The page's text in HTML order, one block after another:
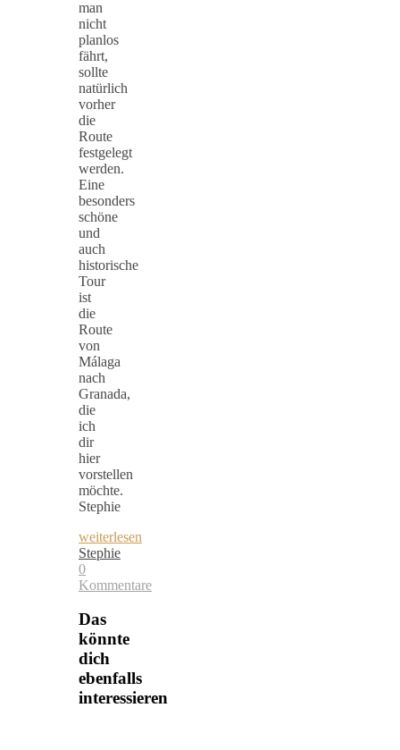
man
nicht
planlos
fährt,
sollte
natürlich
vorher
die
Route
festgelegt
werden.
Eine
besonders
schöne
und
auch
historische
Tour
ist
die
Route
von
Málaga
nach
Granada,
die
ich
dir
hier
vorstellen
möchte.
Stephie
weiterlesen
Stephie
0
Kommentare
Das
könnte
dich
ebenfalls
interessieren